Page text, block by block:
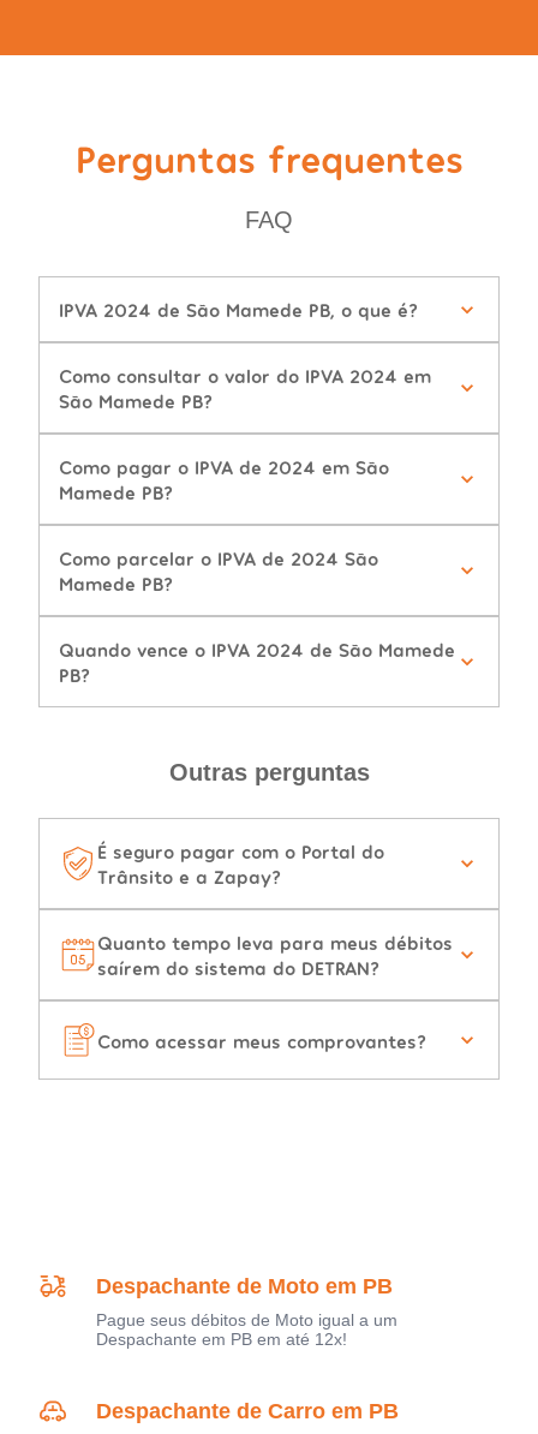
Perguntas frequentes
FAQ
IPVA 2024 de São Mamede PB, o que é?
Como consultar o valor do IPVA 2024 em
São Mamede PB?
Como pagar o IPVA de 2024 em São
Mamede PB?
Como parcelar o IPVA de 2024 São
Mamede PB?
Quando vence o IPVA 2024 de São Mamede
PB?
Outras perguntas
É seguro pagar com o Portal do
Trânsito e a Zapay?
Quanto tempo leva para meus débitos
saírem do sistema do DETRAN?
Como acessar meus comprovantes?
Despachante de Moto em PB
Pague seus débitos de Moto igual a um
Despachante em PB em até 12x!
Despachante de Carro em PB